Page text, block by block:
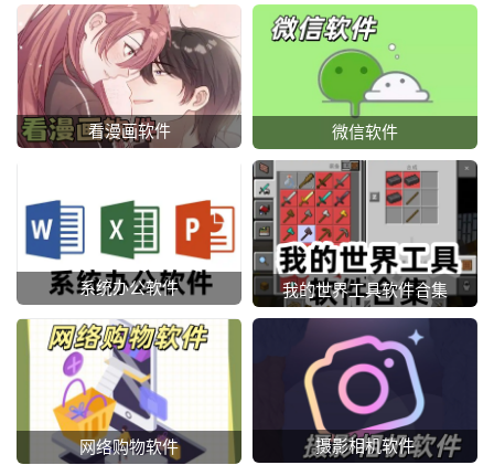
看漫画软件 微信软件
系统办公软件 我的世界工具软件合集
网络购物软件 摄影相机软件